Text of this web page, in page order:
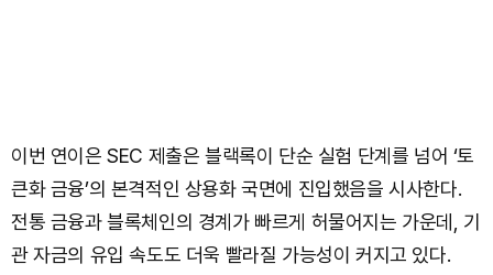
이번 연이은 SEC 제출은 블랙록이 단순 실험 단계를 넘어 ‘토
큰화 금융’의 본격적인 상용화 국면에 진입했음을 시사한다.
전통 금융과 블록체인의 경계가 빠르게 허물어지는 가운데, 기
관 자금의 유입 속도도 더욱 빨라질 가능성이 커지고 있다.